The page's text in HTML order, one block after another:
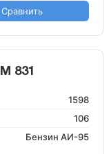
Сравнить
831
1598
106
Бензин АИ-95